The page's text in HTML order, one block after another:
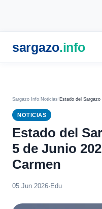
sargazo.info
Sargazo Info Noticias Estado del Sargazo
NOTICIAS
Estado del
5 de Junio
Carmen
05 Jun 2026· Edu